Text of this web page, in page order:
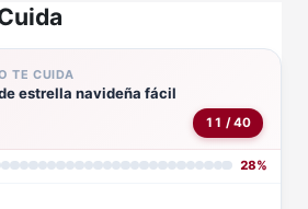
TE CUIDA
estrella navideña fácil
11 / 40
28%